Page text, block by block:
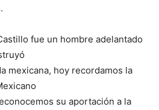
fue un hombre adelantado
mexicana, hoy recordamos la
su aportación a la